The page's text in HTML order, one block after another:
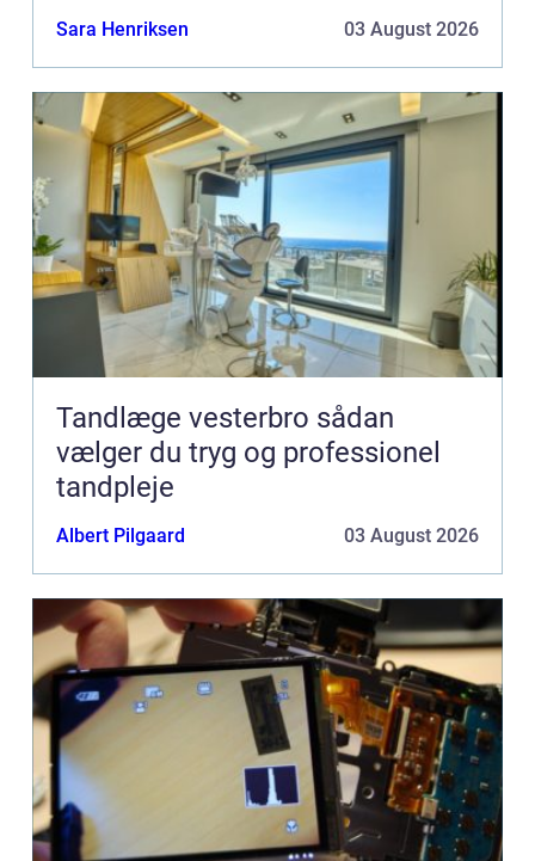
Sara Henriksen 03 August 2026
Tandlæge vesterbro sådan
vælger du tryg og professionel
tandpleje
Albert Pilgaard 03 August 2026